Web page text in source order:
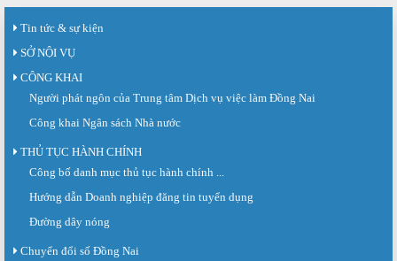
Tin tức & sự kiện
SỞ NỘI VỤ
CÔNG KHAI
Người phát ngôn của Trung tâm Dịch vụ việc làm Đồng Nai
Công khai Ngân sách Nhà nước
THỦ TỤC HÀNH CHÍNH
Công bố danh mục thủ tục hành chính ...
Hướng dẫn Doanh nghiệp đăng tin tuyển dụng
Đường dây nóng
Chuyển đổi số Đồng Nai
Sàn giao dịch việc làm lần thứ 08 năm 2026: Hơn 4.300 cơ hội...
Sáng ngày 03/8/2026, Trung tâm Dịch vụ việc làm Đồng Nai tổ chức Sàn giao
dịch việc làm lần thứ 08...
Báo cáo kết quả tổ chức Sàn giao dịch việc làm lần thứ 08/2026 ngày 03